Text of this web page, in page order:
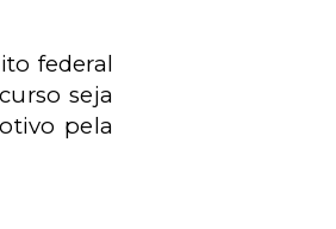
federal
seja
pela